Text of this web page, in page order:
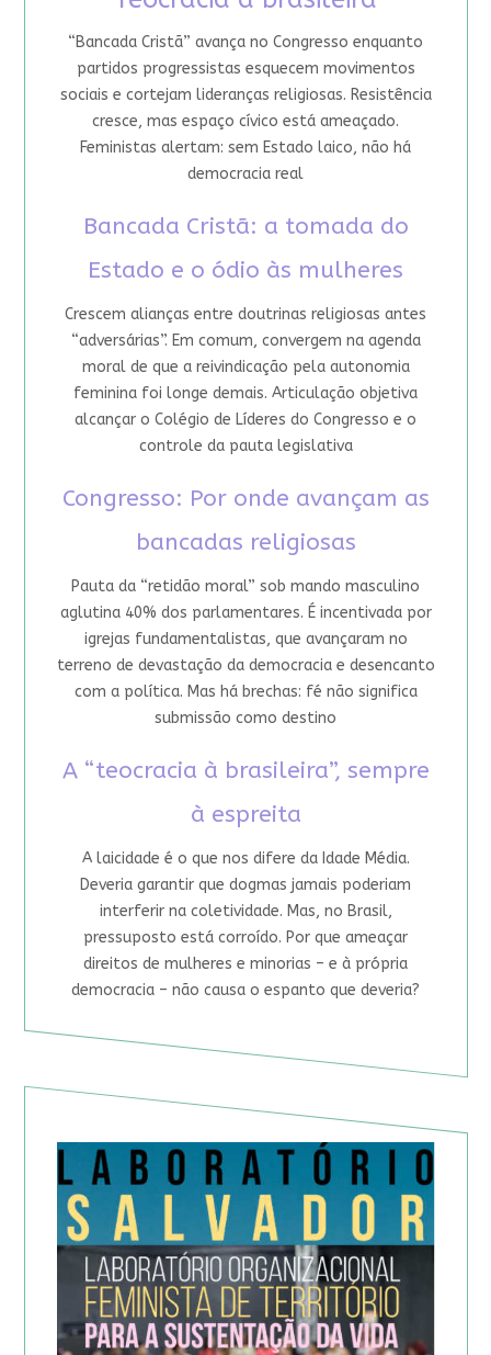
“Bancada Cristã” avança no Congresso enquanto
partidos progressistas esquecem movimentos
sociais e cortejam lideranças religiosas. Resistência
cresce, mas espaço cívico está ameaçado.
Feministas alertam: sem Estado laico, não há
democracia real
Bancada Cristã: a tomada do
Estado e o ódio às mulheres
Crescem alianças entre doutrinas religiosas antes
“adversárias”. Em comum, convergem na agenda
moral de que a reivindicação pela autonomia
feminina foi longe demais. Articulação objetiva
alcançar o Colégio de Líderes do Congresso e o
controle da pauta legislativa
Congresso: Por onde avançam as
bancadas religiosas
Pauta da “retidão moral” sob mando masculino
aglutina 40% dos parlamentares. É incentivada por
igrejas fundamentalistas, que avançaram no
terreno de devastação da democracia e desencanto
com a política. Mas há brechas: fé não significa
submissão como destino
A “teocracia à brasileira”, sempre
à espreita
A laicidade é o que nos difere da Idade Média.
Deveria garantir que dogmas jamais poderiam
interferir na coletividade. Mas, no Brasil,
pressuposto está corroído. Por que ameaçar
direitos de mulheres e minorias – e à própria
democracia – não causa o espanto que deveria?